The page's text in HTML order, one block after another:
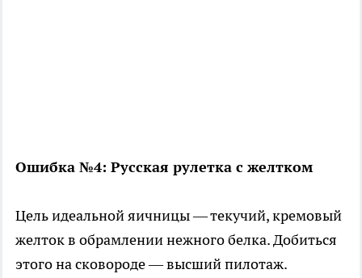
Ошибка №4: Русская рулетка с желтком
Цель идеальной яичницы — текучий, кремовый
желток в обрамлении нежного белка. Добиться
этого на сковороде — высший пилотаж.